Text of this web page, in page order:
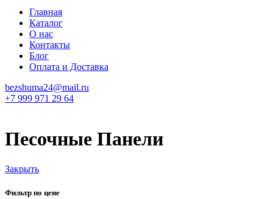
Главная
Каталог
О нас
Контакты
Блог
Оплата и Доставка
bezshuma24@mail.ru
+7 999 971 29 64
Песочные Панели
Закрыть
Фильтр по цене